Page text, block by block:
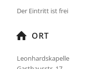
Der Eintritt ist frei
ORT
Leonhardskapelle